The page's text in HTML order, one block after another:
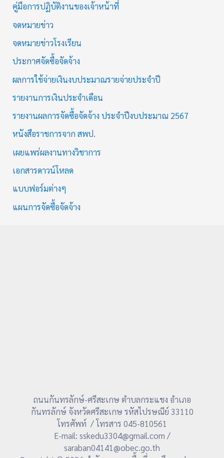
คู่มือการปฏิบัติงานของเจ้าหน้าที่
จดหมายข่าว
จดหมายข่าวโรงเรียน
ประกาศจัดซื้อจัดจ้าง
ผลการใช้จ่ายเงินงบประมาณรายจ่ายประจำปี
รายงานการเงินประจำเดือน
รายงานผลการจัดซื้อจัดจ้าง ประจำปีงบประมาณ 2567
หนังสือราชการจาก สพป.
เผยแพร่ผลงานทางวิชาการ
เอกสารดาวน์โหลด
แบบฟอร์มต่างๆ
แผนการจัดซื้อจัดจ้าง
ถนนกันทรลักษ์-ศรีสะเกษ ตำบลกระแชง อำเภอ
กันทรลักษ์ จังหวัดศรีสะเกษ รหัสไปรษณีย์ 33110
โทรศัพท์ / โทรสาร 045-810561
E-mail: sskedu3304@gmail.com /
saraban04141@obec.go.th